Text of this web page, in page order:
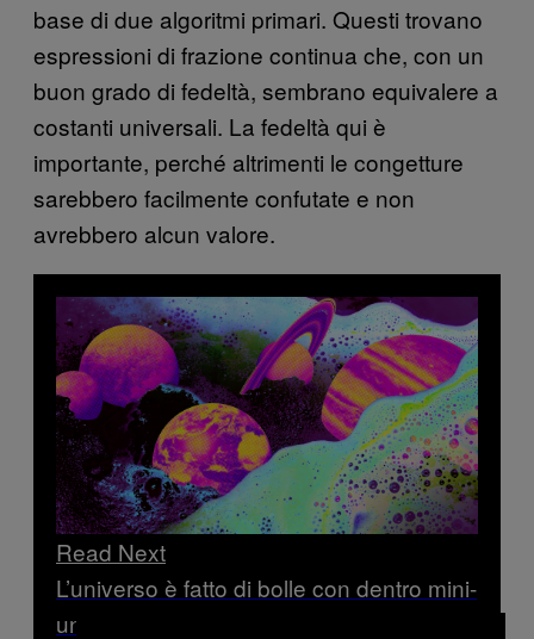
base di due algoritmi primari. Questi trovano
espressioni di frazione continua che, con un
buon grado di fedeltà, sembrano equivalere a
costanti universali. La fedeltà qui è
importante, perché altrimenti le congetture
sarebbero facilmente confutate e non
avrebbero alcun valore.
Read Next
L’universo è fatto di bolle con dentro mini-
universi, dicono gli scienziati